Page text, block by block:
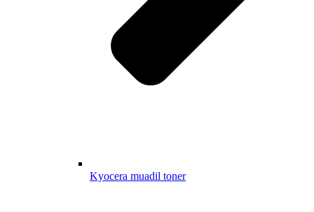
Kyocera muadil toner